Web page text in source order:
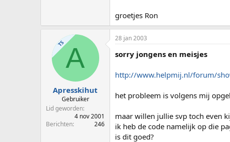
groetjes Ron
TSA
Apresskihut
Gebruiker
Lid geworden
4 nov 2001
Berichten
246
28 jan 2003
sorry jongens en meisjes
http://www.helpmij.nl/forum/
het probleem is volgens mij
maar willen jullie svp toch even
ik heb de code namelijk op die
is dit goed?